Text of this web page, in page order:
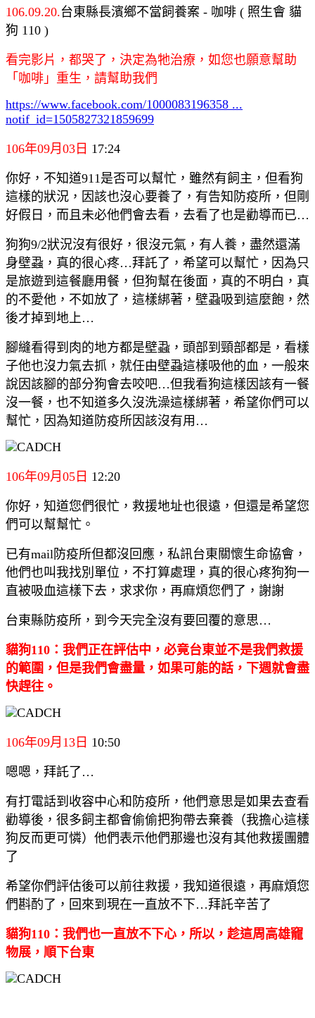
106.09.20.台東縣長濱鄉不當飼養案 - 咖啡 ( 照生會 貓
狗 110 )
看完影片，都哭了，決定為牠治療，如您也願意幫助
「咖啡」重生，請幫助我們
https://www.facebook.com/1000083196358 ...
notif_id=1505827321859699
106年09月03日 17:24
你好，不知道911是否可以幫忙，雖然有飼主，但看狗
這樣的狀況，因該也沒心要養了，有告知防疫所，但剛
好假日，而且未必他們會去看，去看了也是勸導而已…
狗狗9/2狀況沒有很好，很沒元氣，有人養，盡然還滿
身壁蝨，真的很心疼…拜託了，希望可以幫忙，因為只
是旅遊到這餐廳用餐，但狗幫在後面，真的不明白，真
的不愛他，不如放了，這樣綁著，壁蝨吸到這麼飽，然
後才掉到地上…
腳縫看得到肉的地方都是壁蝨，頭部到頸部都是，看樣
子他也沒力氣去抓，就任由壁蝨這樣吸他的血，一般來
說因該腳的部分狗會去咬吧…但我看狗這樣因該有一餐
沒一餐，也不知道多久沒洗澡這樣綁著，希望你們可以
幫忙，因為知道防疫所因該沒有用…
106年09月05日 12:20
你好，知道您們很忙，救援地址也很遠，但還是希望您
們可以幫幫忙。
已有mail防疫所但都沒回應，私訊台東關懷生命協會，
他們也叫我找別單位，不打算處理，真的很心疼狗狗一
直被吸血這樣下去，求求你，再麻煩您們了，謝謝
台東縣防疫所，到今天完全沒有要回覆的意思…
貓狗110：我們正在評估中，必竟台東並不是我們救援
的範圍，但是我們會盡量，如果可能的話，下週就會盡
快趕往。
106年09月13日 10:50
嗯嗯，拜託了…
有打電話到收容中心和防疫所，他們意思是如果去查看
勸導後，很多飼主都會偷偷把狗帶去棄養（我擔心這樣
狗反而更可憐）他們表示他們那邊也沒有其他救援團體
了
希望你們評估後可以前往救援，我知道很遠，再麻煩您
們斟酌了，回來到現在一直放不下…拜託辛苦了
貓狗110：我們也一直放不下心，所以，趁這周高雄竉
物展，順下台東